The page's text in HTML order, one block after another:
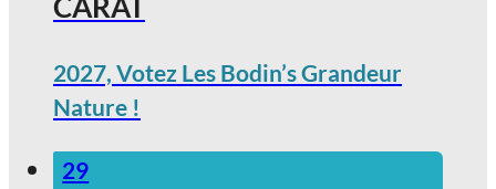
CARAT
2027, Votez Les Bodin’s Grandeur
Nature !
29